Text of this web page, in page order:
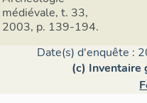
médiévale, t. 33,
2003, p. 139-194.
Date(s) d'enquête :
(c) Inventaire